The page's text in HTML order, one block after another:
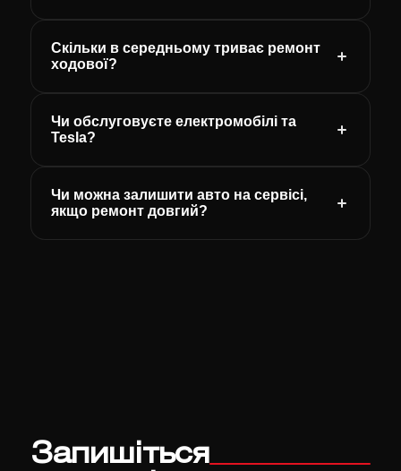
Скільки в середньому триває ремонт
ходової?
Чи обслуговуєте електромобілі та
Tesla?
Чи можна залишити авто на сервісі,
якщо ремонт довгий?
Запишіться